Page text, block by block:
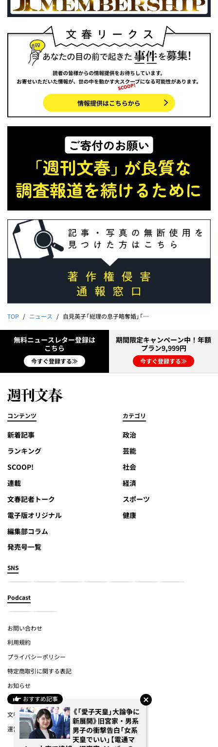
おすすめ記事
《「愛子天皇」大論争に
新展開》旧宮家・男系
男子の衝撃告白「女系
天皇でいい」【電通マ
TOP ニュース 自見英子「総理の息子略奪婚」「イチャイチャ写真」｜岸田「5人の女」をドリルする！
無料ニュースレター登録は
こちら
今すぐ登録する≫
期間限定キャンペーン中！年額
プラン9,999円
今すぐ登録する≫
コンテンツ
新着記事
ランキング
SCOOP!
連載
文春記者トーク
電子版オリジナル
編集部コラム
発売号一覧
カテゴリ
政治
芸能
社会
経済
スポーツ
健康
SNS
Podcast
お問い合わせ
利用規約
プライバシーポリシー
特定商取引に関する表記
お知らせ
よくあるご質問
文春オンライン
運営会社